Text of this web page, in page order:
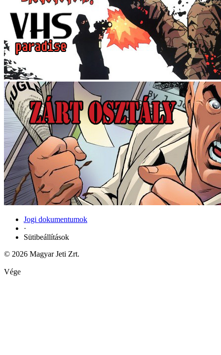
Jogi dokumentumok
·
Sütibeállítások
© 2026 Magyar Jeti Zrt.
Vége